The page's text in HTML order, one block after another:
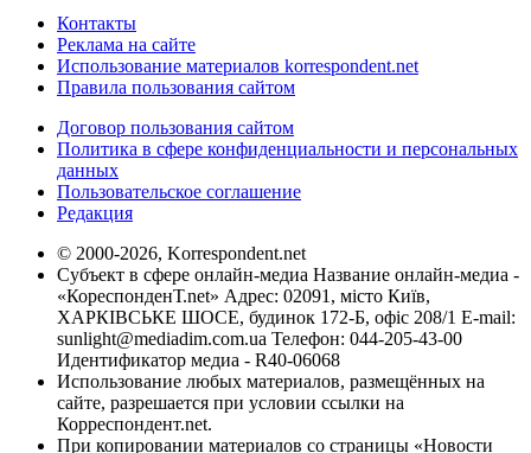
Контакты
Реклама на сайте
Использование материалов korrespondent.net
Правила пользования сайтом
Договор пользования сайтом
Политика в сфере конфиденциальности и персональных
данных
Пользовательское соглашение
Редакция
© 2000-2026, Korrespondent.net
Субъект в сфере онлайн-медиа Название онлайн-медиа -
«КореспонденТ.net» Адрес: 02091, місто Київ,
ХАРКІВСЬКЕ ШОСЕ, будинок 172-Б, офіс 208/1 E-mail:
sunlight@mediadim.com.ua Телефон: 044-205-43-00
Идентификатор медиа - R40-06068
Использование любых материалов, размещённых на
сайте, разрешается при условии ссылки на
Корреспондент.net.
При копировании материалов со страницы «Новости